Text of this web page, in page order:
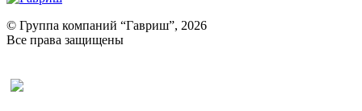
Ревень
Рукола
Рута
© Группа компаний “Гавриш”, 2026
Все права защищены